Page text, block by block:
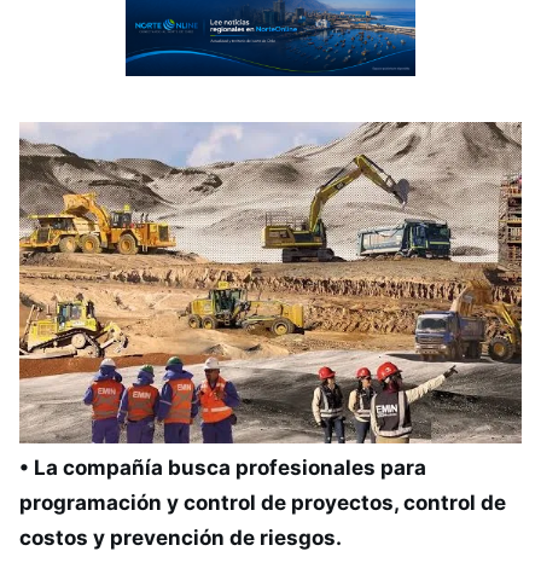
• La compañía busca profesionales para
programación y control de proyectos, control de
costos y prevención de riesgos.